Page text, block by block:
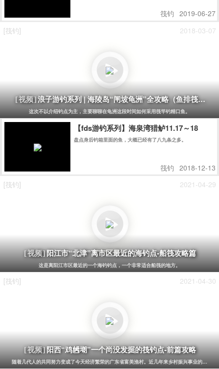
筏钓 2019-06-27
[筏钓]
2018-03-07
[视频]浪子游钓系列 | 海陵岛“闸坡龟洲”全攻略（鱼排筏钓）
这次不以介绍钓点为主，主要聊聊在龟洲这段时间如何采用筏竿钓精口鱼。
【fds游钓系列】海泉湾猎鲈11.17～18
盘点身后钓箱里面的鱼，大概已经有了八九条之多。
筏钓 2018-12-13
[筏钓]
2021-04-29
[视频]阳江市“北津”离市区最近的海钓点-船筏攻略篇
这是离阳江市区最近的一个海钓钓点，一个非常适合船筏的地方。
[筏钓] 2021-04-30
[视频]阳西“鸡乸㙟”一个尚没发掘的筏钓点-前篇攻略
随着几代人的共同努力变成了今天经济繁荣的广东省富美渔村。近几年来乡村振兴事业的发展